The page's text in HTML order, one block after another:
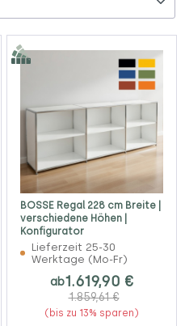
BOSSE Regal 228 cm Breite |
verschiedene Höhen |
Konfigurator
Lieferzeit 25-30
Werktage (Mo-Fr)
ab1.619,90 €
1.859,61 €
(bis zu 13% sparen)